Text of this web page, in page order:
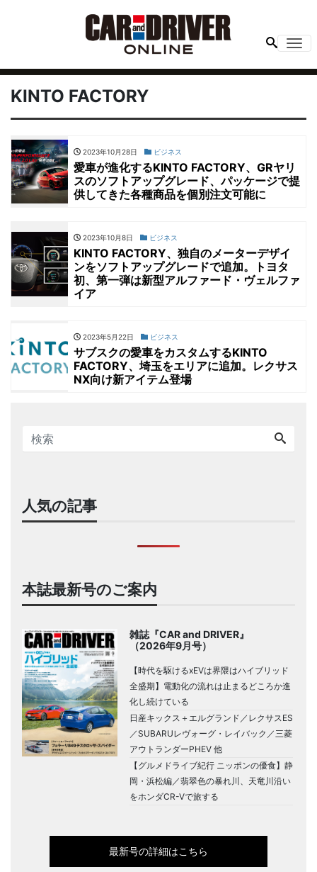
KINTO FACTORY
2023年10月28日 ビジネス
愛車が進化するKINTO FACTORY、GRヤリ
スのソフトアップグレード、パッケージで提
供してきた各種商品を個別注文可能に
2023年10月8日 ビジネス
KINTO FACTORY、独自のメーターデザイ
ンをソフトアップグレードで追加。トヨタ
初、第一弾は新型アルファード・ヴェルファ
イア
2023年5月22日 ビジネス
サブスクの愛車をカスタムするKINTO
FACTORY、埼玉をエリアに追加。レクサス
NX向け新アイテム登場
人気の記事
本誌最新号のご案内
雑誌『CAR and DRIVER』
（2026年9月号）
【時代を駆けるxEVは界隈はハイブリッド
全盛期】電動化の流れは止まるどころか進
化し続けている
日産キックス＋エルグランド／レクサスES
／SUBARUレヴォーグ・レイバック／三菱
アウトランダーPHEV 他
【グルメドライブ紀行 ニッポンの優食】静
岡・浜松編／翡翠色の暴れ川、天竜川沿い
をホンダCR-Vで旅する
最新号の詳細はこちら